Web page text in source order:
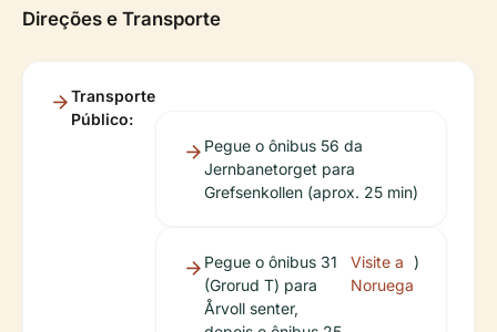
Direções e Transporte
Transporte
Público:
Pegue o ônibus 56 da
Jernbanetorget para
Grefsenkollen (aprox. 25 min)
Pegue o ônibus 31
(Grorud T) para
Årvoll senter,
Visite a
Noruega
)